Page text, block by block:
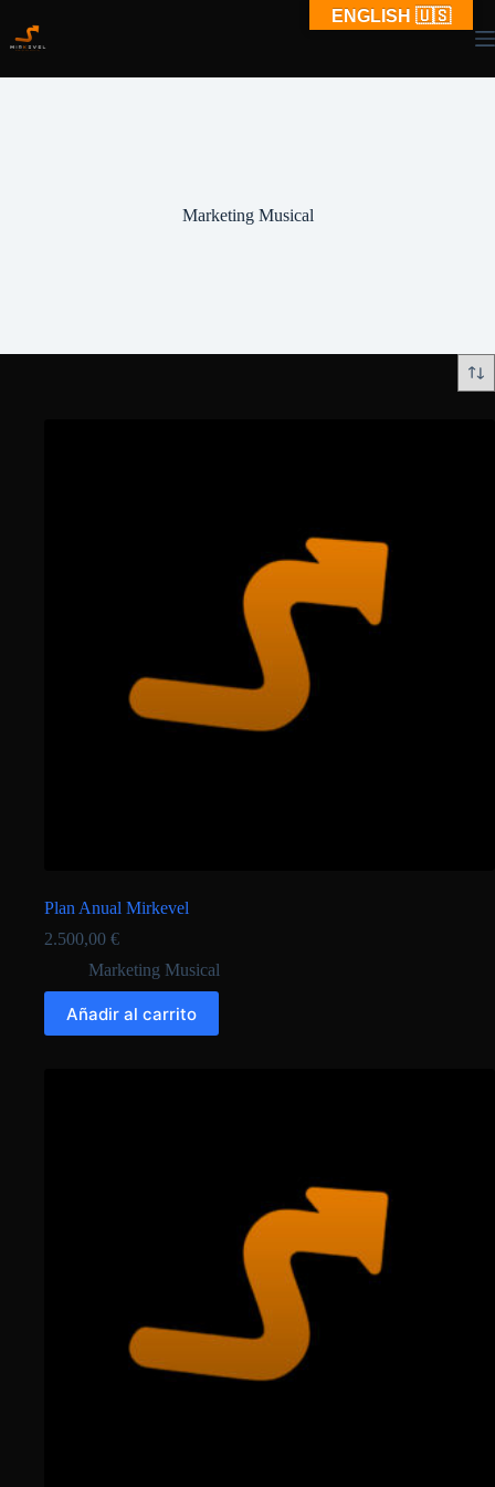
contenido
Marketing Musical
Plan Anual Mirkevel
2.500,00 €
Marketing Musical
Añadir al carrito
ENGLISH 🇺🇸